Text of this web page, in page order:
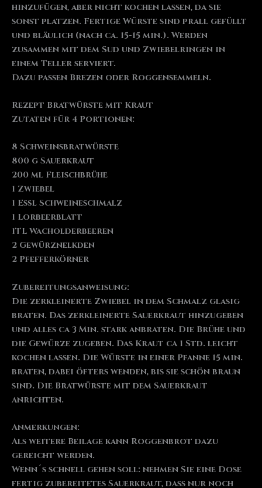
hinzufügen, aber nicht kochen lassen, da sie
sonst platzen. Fertige Würste sind prall gefüllt
und bläulich (nach ca. 15-15 min.). Werden
zusammen mit dem Sud und Zwiebelringen in
einem Teller serviert.
Dazu passen Brezen oder Roggensemmeln.
Rezept Bratwürste mit Kraut
Zutaten für 4 Portionen:
8 Schweinsbratwürste
800 g Sauerkraut
200 ml Fleischbrühe
1 Zwiebel
1 Eßl Schweineschmalz
1 Lorbeerblatt
1TL Wacholderbeeren
2 Gewürznelkden
2 Pfefferkörner
Zubereitungsanweisung:
Die zerkleinerte Zwiebel in dem Schmalz glasig
braten. Das zerkleinerte Sauerkraut hinzugeben
und alles ca 3 Min. stark anbraten. Die Brühe und
die Gewürze zugeben. Das Kraut ca 1 Std. leicht
kochen lassen. Die Würste in einer Pfanne 15 min.
braten, dabei öfters wenden, bis sie schön braun
sind. Die Bratwürste mit dem Sauerkraut
anrichten.
Anmerkungen:
Als weitere Beilage kann Roggenbrot dazu
gereicht werden.
Wenn´s schnell gehen soll: nehmen Sie eine Dose
fertig zubereitetes Sauerkraut, dass nur noch